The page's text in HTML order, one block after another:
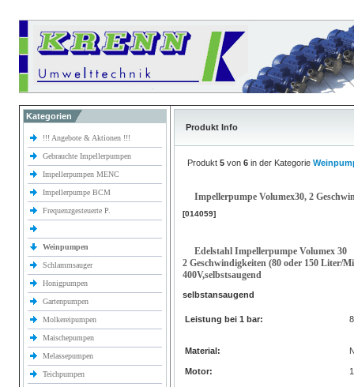
Kategorien
!!! Angebote & Aktionen !!!
Gebrauchte Impellerpumpen
Impellerpumpen MENC
Impellerpumpe BCM
Frequenzgesteuerte P.
Weinpumpen
Schlammsauger
Honigpumpen
Gartenpumpen
Molkereipumpen
Maischepumpen
Melassepumpen
Teichpumpen
Produkt Info
Produkt 5 von 6 in der Kategorie
Impellerpumpe Volumex30, 2
[014059]
Edelstahl Impellerpumpe Volumex 30
2 Geschwindigkeiten (80 oder 150 Liter/
400V,selbstsaugend
selbstansaugend
Leistung bei 1 bar:
Material:
Motor: